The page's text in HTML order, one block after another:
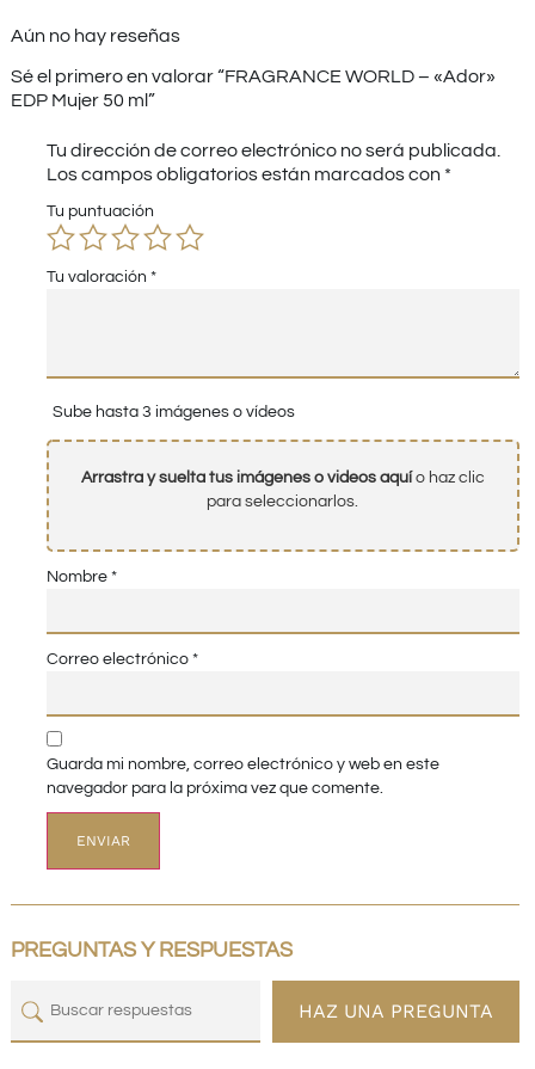
Aún no hay reseñas
Sé el primero en valorar “FRAGRANCE WORLD – «Ador»
EDP Mujer 50 ml”
Tu dirección de correo electrónico no será publicada.
Los campos obligatorios están marcados con *
Tu puntuación
Tu valoración *
Sube hasta 3 imágenes o vídeos
Arrastra y suelta tus imágenes o videos aquío haz clic
para seleccionarlos.
Nombre *
Correo electrónico *
Guarda mi nombre, correo electrónico y web en este
navegador para la próxima vez que comente.
PREGUNTAS Y RESPUESTAS
HAZ UNA PREGUNTA